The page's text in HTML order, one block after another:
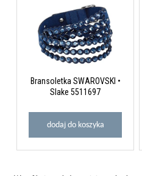
Bransoletka SWAROVSKI •
Slake 5511697
dodaj do koszyka